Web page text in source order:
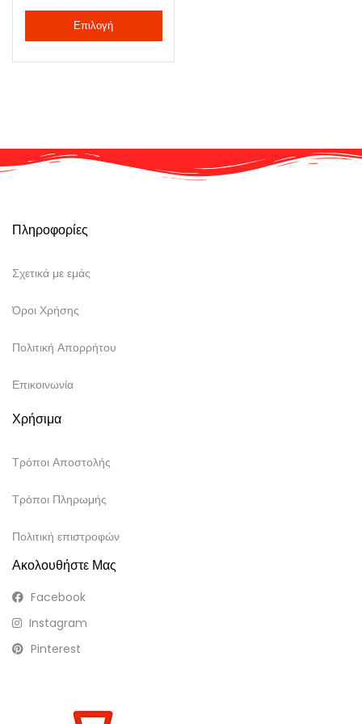
Επιλογή
Πληροφορίες
Σχετικά με εμάς
Όροι Χρήσης
Πολιτική Απορρήτου
Επικοινωνία
Χρήσιμα
Τρόποι Αποστολής
Τρόποι Πληρωμής
Πολιτική επιστροφών
Ακολουθήστε Μας
Facebook
Instagram
Pinterest